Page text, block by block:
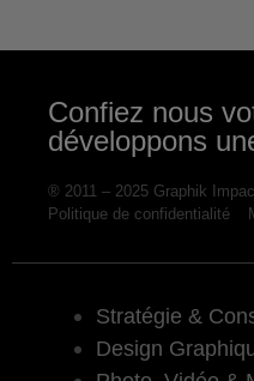
Confiez nous
développons
® 2011 – 2025 Graphik
Politique de confidentialité
Stratégie &
Design